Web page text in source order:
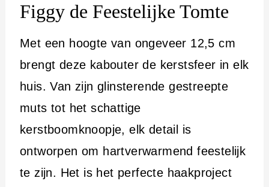
Figgy de Feestelijke Tomte
Met een hoogte van ongeveer 12,5 cm
brengt deze kabouter de kerstsfeer in elk
huis. Van zijn glinsterende gestreepte
muts tot het schattige
kerstboomknoopje, elk detail is
ontworpen om hartverwarmend feestelijk
te zijn. Het is het perfecte haakproject